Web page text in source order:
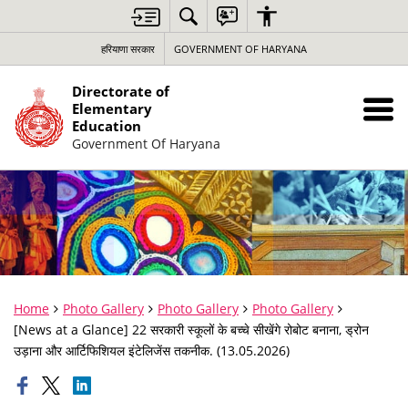
हरियाणा सरकार GOVERNMENT OF HARYANA
Directorate of
Elementary
Education
Government Of Haryana
Home Photo Gallery Photo Gallery
Photo Gallery
[News at a Glance] 22 सरकारी स्कूलों के बच्चे सीखेंगे रोबोट बनाना, ड्रोन
उड़ाना और आर्टिफिशियल इंटेलिजेंस तकनीक. (13.05.2026)